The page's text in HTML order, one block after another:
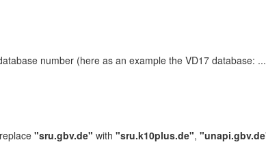
number (here as an example the VD17 database:
"sru.gbv.de" with "sru.k10plus.de",